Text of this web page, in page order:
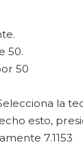
50.
50
la
esto,
7.1153